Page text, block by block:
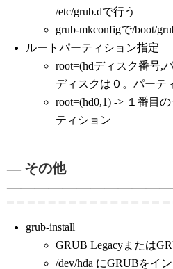
/etc/grub.dで行う
grub-mkconfigで/boot/
ルートパーティション指定
root=(hdディスク番号,
ディスクは０。パーテ
root=(hd0,1) -> １番目
ティション
— その他
grub-install
GRUB Legacyまたは
/dev/hda にGRUBをイ